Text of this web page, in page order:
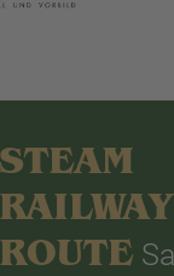
STEAM
RAILWAY
ROUTE